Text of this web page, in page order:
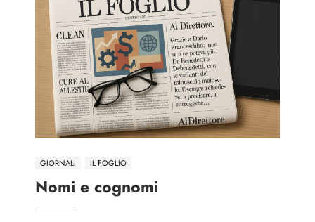
GIORNALI IL FOGLIO
Nomi e cognomi